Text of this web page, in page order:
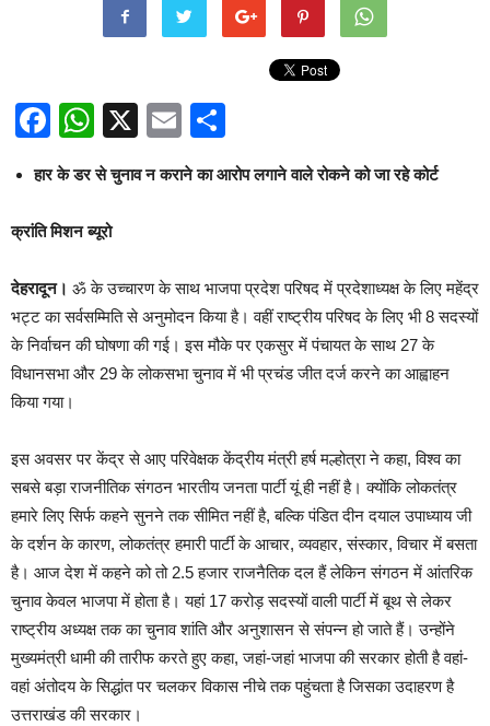
Facebook
WhatsApp
X Email
हार के डर से चुनाव न कराने का आरोप लगाने वाले रोकने को जा रहे कोर्ट
क्रांति मिशन ब्यूरो
देहरादून। ॐ के उच्चारण के साथ भाजपा प्रदेश परिषद में प्रदेशाध्यक्ष के लिए महेंद्र
भट्ट का सर्वसम्मिति से अनुमोदन किया है। वहीं राष्ट्रीय परिषद के लिए भी 8 सदस्यों
के निर्वाचन की घोषणा की गई। इस मौके पर एकसुर में पंचायत के साथ 27 के
विधानसभा और 29 के लोकसभा चुनाव में भी प्रचंड जीत दर्ज करने का आह्वाहन
किया गया।
इस अवसर पर केंद्र से आए परिवेक्षक केंद्रीय मंत्री हर्ष मल्होत्रा ने कहा, विश्व का
सबसे बड़ा राजनीतिक संगठन भारतीय जनता पार्टी यूं ही नहीं है। क्योंकि लोकतंत्र
हमारे लिए सिर्फ कहने सुनने तक सीमित नहीं है, बल्कि पंडित दीन दयाल उपाध्याय जी
के दर्शन के कारण, लोकतंत्र हमारी पार्टी के आचार, व्यवहार, संस्कार, विचार में बसता
है। आज देश में कहने को तो 2.5 हजार राजनैतिक दल हैं लेकिन संगठन में आंतरिक
चुनाव केवल भाजपा में होता है। यहां 17 करोड़ सदस्यों वाली पार्टी में बूथ से लेकर
राष्ट्रीय अध्यक्ष तक का चुनाव शांति और अनुशासन से संपन्न हो जाते हैं। उन्होंने
मुख्यमंत्री धामी की तारीफ करते हुए कहा, जहां-जहां भाजपा की सरकार होती है वहां-
वहां अंतोदय के सिद्धांत पर चलकर विकास नीचे तक पहुंचता है जिसका उदाहरण है
उत्तराखंड की सरकार।